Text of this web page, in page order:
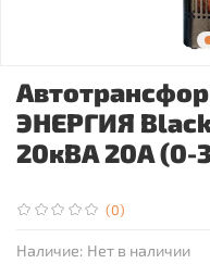
(0)
Наличие: Нет в наличии
ЭНЕРГИЯ Black
20кВА 20А (0-